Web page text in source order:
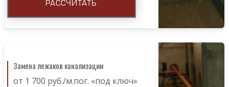
РАССЧИТАТЬ
Замена лежаков канализации
от 1 700 руб./м.пог. «под ключ»